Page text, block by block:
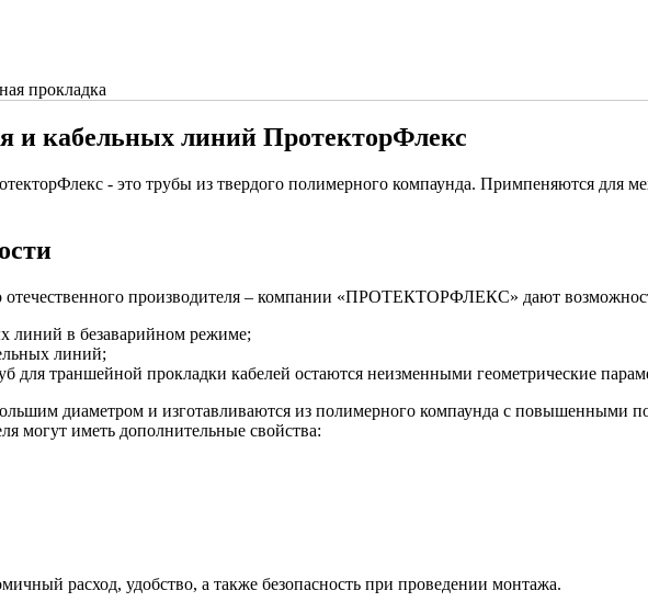
прокладка
и кабельных линий ПротекторФлекс
- это трубы из твердого полимерного компаунда. Примпеняются для
отечественного производителя – компании «ПРОТЕКТОРФЛЕКС» дают
линий в безаварийном режиме;
линий;
для траншейной прокладки кабелей остаются неизменными геометрические
диаметром и изготавливаются из полимерного компаунда с повышенными
могут иметь дополнительные свойства:
расход, удобство, а также безопасность при проведении монтажа.